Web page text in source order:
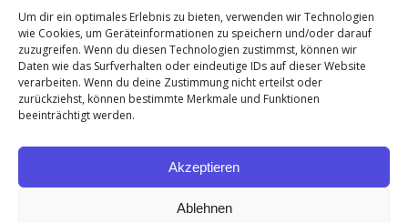
Um dir ein optimales Erlebnis zu bieten, verwenden wir Technologien
wie Cookies, um Geräteinformationen zu speichern und/oder darauf
zuzugreifen. Wenn du diesen Technologien zustimmst, können wir
Daten wie das Surfverhalten oder eindeutige IDs auf dieser Website
verarbeiten. Wenn du deine Zustimmung nicht erteilst oder
zurückziehst, können bestimmte Merkmale und Funktionen
beeinträchtigt werden.
Akzeptieren
Ablehnen
SERVICE
Über mich
Impressum